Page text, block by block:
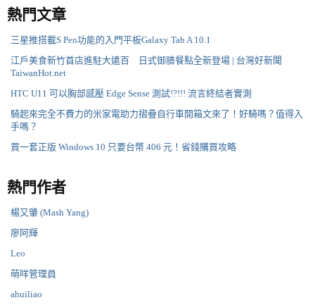
熱門文章
三星推搭載S Pen功能的入門平板Galaxy Tab A 10.1
江戶美食新竹首店進駐大遠百 日式御膳餐點全新登場 | 台灣好新聞
TaiwanHot.net
HTC U11 可以胸部感壓 Edge Sense 測試!?!!! 流言終結者實測
騎起來完全不費力的米家電助力摺疊自行車開箱文來了！好騎嗎？值得入
手嗎？
買一套正版 Windows 10 只要台幣 406 元！省錢購買攻略
熱門作者
楊又肇 (Mash Yang)
廖阿輝
Leo
萌咩管理員
ahuiliao